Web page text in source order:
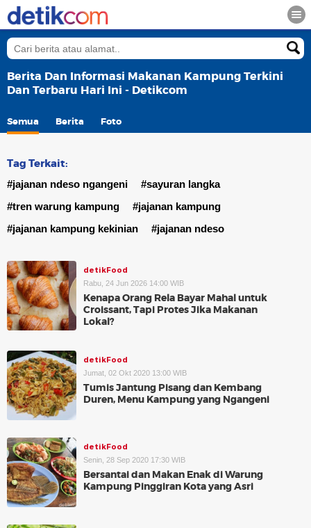
Berita Dan Informasi Makanan Kampung Terkini
Dan Terbaru Hari Ini - Detikcom
Semua Berita Foto
Tag Terkait:
#jajanan ndeso ngangeni
#sayuran langka
#tren warung kampung
#jajanan kampung
#jajanan kampung kekinian
#jajanan ndeso
detikFood
Rabu, 24 Jun 2026 14:00 WIB
Kenapa Orang Rela Bayar Mahal untuk
Croissant, Tapi Protes Jika Makanan
Lokal?
detikFood
Jumat, 02 Okt 2020 13:00 WIB
Tumis Jantung Pisang dan Kembang
Duren, Menu Kampung yang Ngangeni
detikFood
Senin, 28 Sep 2020 17:30 WIB
Bersantai dan Makan Enak di Warung
Kampung Pinggiran Kota yang Asri